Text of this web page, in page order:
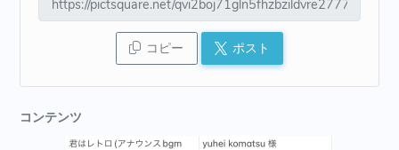
コピー ポスト
コンテンツ